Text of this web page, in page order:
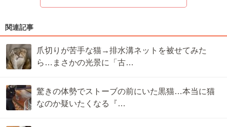
関連記事
爪切りが苦手な猫→排水溝ネットを被せてみた
ら…まさかの光景に「古…
驚きの体勢でストーブの前にいた黒猫…本当に猫
なのか疑いたくなる『…